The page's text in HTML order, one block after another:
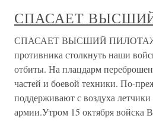
СПАСАЕТ
СПАСАЕТ ВЫСШИЙ ПИЛОТАЖ
противника столкнуть наши
отбиты. На плацдарм
частей и боевой техники. По-
поддерживают с воздуха
армии.Утром 15 октября войска